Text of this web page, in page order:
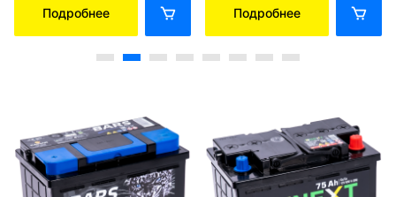
Подробнее Подробнее